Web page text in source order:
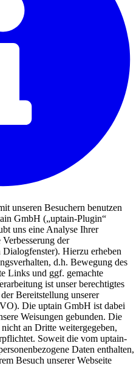
unseren Besuchern benutzen
GmbH („uptain-Plugin“
uns eine Analyse Ihrer
der
Hierzu erheben
d.h. Bewegung des
Links und ggf. gemachte
ist unser berechtigtes
Bereitstellung unserer
Die uptain GmbH ist dabei
Weisungen gebunden. Die
an Dritte weitergegeben,
Soweit die vom uptain-
Daten enthalten,
Besuch unserer Webseite